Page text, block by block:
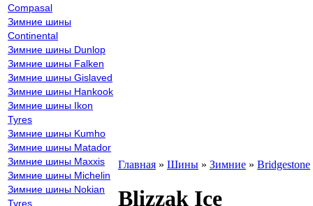
Compasal
Зимние шины
Continental
Зимние шины Dunlop
Зимние шины Falken
Зимние шины Gislaved
Зимние шины Hankook
Зимние шины Ikon
Tyres
Зимние шины Kumho
Зимние шины Matador
Зимние шины Maxxis
Зимние шины Michelin
Зимние шины Nokian
Tyres
Главная » Шины » Зимние » Bridgestone
Blizzak Ice